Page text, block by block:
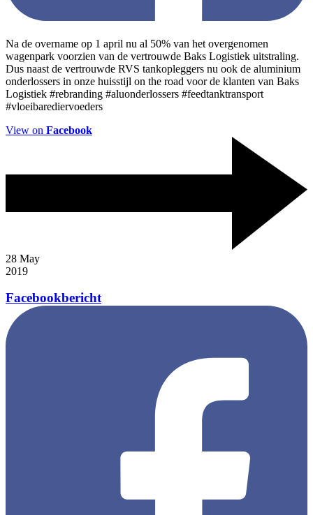
Na de overname op 1 april nu al 50% van het overgenomen
wagenpark voorzien van de vertrouwde Baks Logistiek uitstraling.
Dus naast de vertrouwde RVS tankopleggers nu ook de aluminium
onderlossers in onze huisstijl on the road voor de klanten van Baks
Logistiek #rebranding #aluonderlossers #feedtanktransport
#vloeibarediervoeders
View on Facebook
28 May
2019
Facebookbericht